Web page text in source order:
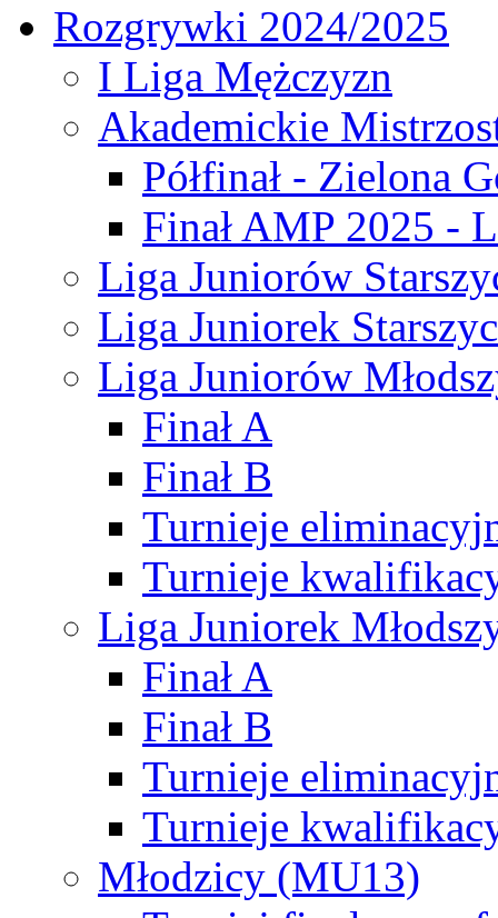
Rozgrywki 2024/2025
I Liga Mężczyzn
Akademickie
Półfinał - Zielona
Finał AMP 2025 -
Liga Juniorów
Liga Juniorek
Liga Juniorów
Finał A
Finał B
Turnieje
Turnieje
Liga Juniorek
Finał A
Finał B
Turnieje
Turnieje
Młodzicy (MU13)